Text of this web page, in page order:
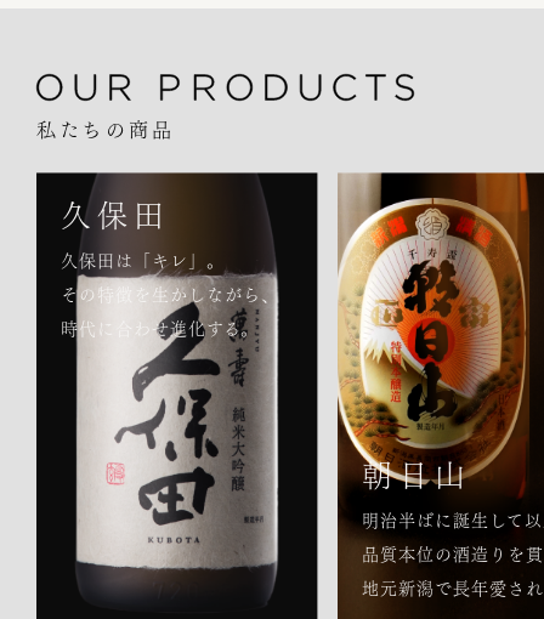
私たちの商品
久保田
久保田は「キレ」。
その特徴を生かしながら、
時代に合わせ進化する。
朝日山
明治半ばに誕生して
品質本位の酒造りを
地元新潟で長年愛さ